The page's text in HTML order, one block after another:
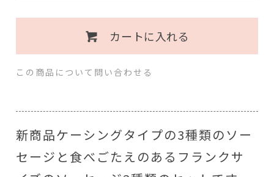
カートに入れる
この商品について問い合わせる
新商品ケーシングタイプの3種類のソー
セージと食べごたえのあるフランクサ